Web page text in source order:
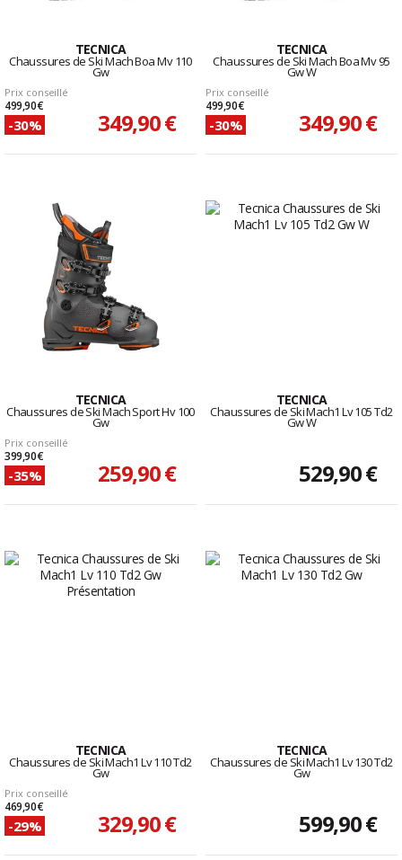
TECNICA
Chaussures de Ski Mach Boa Mv 110
Gw
Prix conseillé
499,90 €
-30% 349,90 €
TECNICA
Chaussures de Ski Mach Boa Mv 95
Gw W
Prix conseillé
499,90 €
-30% 349,90 €
TECNICA
Chaussures de Ski Mach Sport Hv 100
Gw
Prix conseillé
399,90 €
-35% 259,90 €
TECNICA
Chaussures de Ski Mach1 Lv 105 Td2
Gw W
529,90 €
TECNICA
Chaussures de Ski Mach1 Lv 110 Td2
Gw
Prix conseillé
469,90 €
-29% 329,90 €
TECNICA
Chaussures de Ski Mach1 Lv 130 Td2
Gw
599,90 €